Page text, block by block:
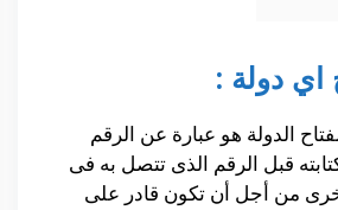
الدولة هو عبارة عن الرقم
قبل الرقم الذى تتصل به فى
من أجل أن تكون قادر على